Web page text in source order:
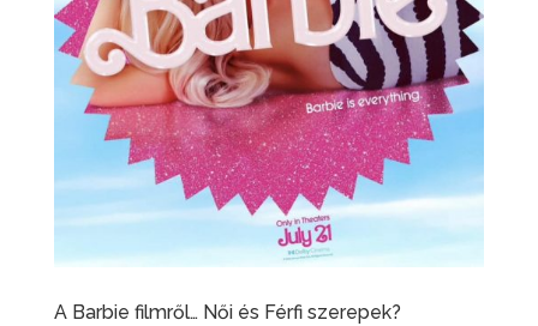
A Barbie filmről… Női és Férfi szerepek?